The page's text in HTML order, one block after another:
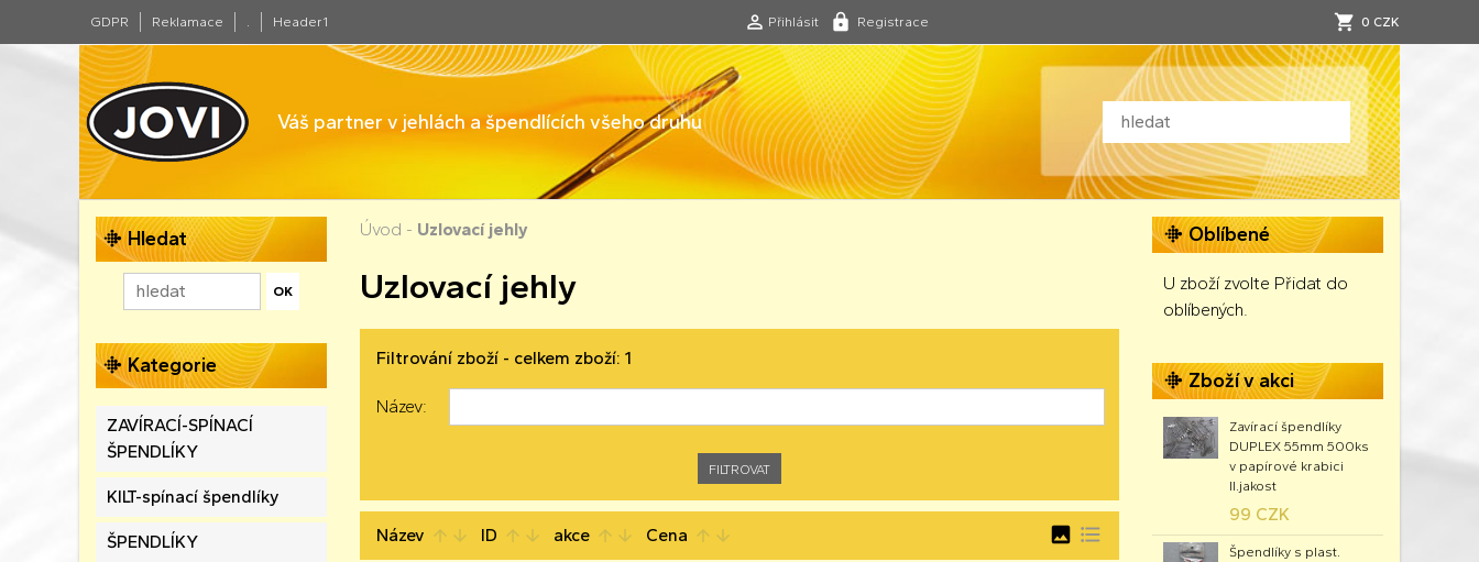
GDPR Reklamace . Header1 Přihlásit Registrace 0 CZK
Váš partner v jehlách a špendlících všeho druhu
Hledat
Kategorie
ZAVÍRACÍ-SPÍNACÍ
ŠPENDLÍKY
KILT-spínací špendlíky
ŠPENDLÍKY
Úvod - Uzlovací jehly
Uzlovací jehly
Filtrování zboží - celkem zboží: 1
Název:
Název arrow_upward arrow_downward ID arrow_upward arrow_downward akce arrow_upward arrow_downward Cena arrow_upward arrow_downward image format_list_bulleted
Oblíbené
U zboží zvolte Přidat do
oblíbených.
Zboží v akci
Zavírací špendlíky
DUPLEX 55mm 500ks
v papírové krabici
II.jakost
99 CZK
Špendlíky s plast.